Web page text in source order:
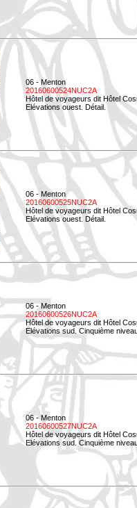
06 - Menton
20160600524NUC2A
Hôtel de voyageurs dit Hôtel
Elévations ouest. Détail.
06 - Menton
20160600525NUC2A
Hôtel de voyageurs dit Hôtel
Elévations ouest. Détail.
06 - Menton
20160600526NUC2A
Hôtel de voyageurs dit Hôtel
Elévations sud. Cinquième
06 - Menton
20160600527NUC2A
Hôtel de voyageurs dit Hôtel
Elévations sud. Cinquième